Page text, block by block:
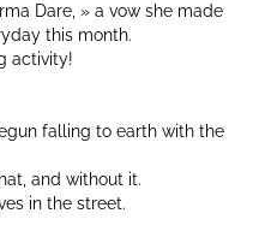
Dare, » a vow she made
this month.
activity!
falling to earth with the
and without it.
in the street.